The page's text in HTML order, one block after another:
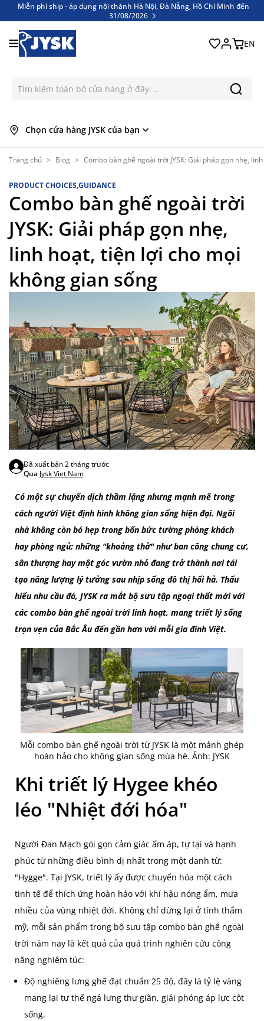
Miễn phí ship - áp dụng nội thành Hà Nội, Đà Nẵng, Hồ Chí Minh đến
31/08/2026
EN
Chọn cửa hàng JYSK của bạn
Trang chủ > Blog > Combo bàn ghế ngoài trời JYSK: Giải pháp gọn nhẹ,
PRODUCT CHOICES,GUIDANCE
Combo bàn ghế ngoài trời
JYSK: Giải pháp gọn nhẹ,
linh hoạt, tiện lợi cho mọi
không gian sống
Đã xuất bản 2 tháng trước
Qua Jysk Viet Nam
Có một sự chuyển dịch thầm lặng nhưng mạnh mẽ trong
cách người Việt định hình không gian sống hiện đại. Ngôi
nhà không còn bó hẹp trong bốn bức tường phòng khách
hay phòng ngủ; những "khoảng thở" như ban công chung cư,
sân thượng hay một góc vườn nhỏ đang trở thành nơi tái
tạo năng lượng lý tưởng sau nhịp sống đô thị hối hả. Thấu
hiểu nhu cầu đó, JYSK ra mắt bộ sưu tập ngoại thất mới với
các combo bàn ghế ngoài trời linh hoạt, mang triết lý sống
trọn vẹn của Bắc Âu đến gần hơn với mỗi gia đình Việt.
Mỗi combo bàn ghế ngoài trời từ JYSK là một mảnh ghép
hoàn hảo cho không gian sống mùa hè. Ảnh: JYSK
Khi triết lý Hygee khéo
léo "Nhiệt đới hóa"
Người Đan Mạch gói gọn cảm giác ấm áp, tự tại và hạnh
phúc từ những điều bình dị nhất trong một danh từ:
"Hygge". Tại JYSK, triết lý ấy được chuyển hóa một cách
tinh tế để thích ứng hoàn hảo với khí hậu nóng ẩm, mưa
nhiều của vùng nhiệt đới. Không chỉ dừng lại ở tính thẩm
mỹ, mỗi sản phẩm trong bộ sưu tập combo bàn ghế ngoài
trời năm nay là kết quả của quá trình nghiên cứu công
năng nghiêm túc:
Độ nghiêng lưng ghế đạt chuẩn 25 độ, đây là tỷ lệ vàng
mang lại tư thế ngả lưng thư giãn, giải phóng áp lực cột
sống.